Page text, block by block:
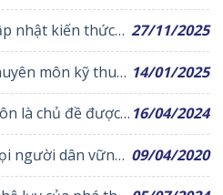
2017
nhật kiến thức
trẻ
27/11/2025
môn kỹ thuật
bệnh
14/01/2025
là chủ đề được
tâm
16/04/2024
người dân vững
đại dịch
09/04/2020